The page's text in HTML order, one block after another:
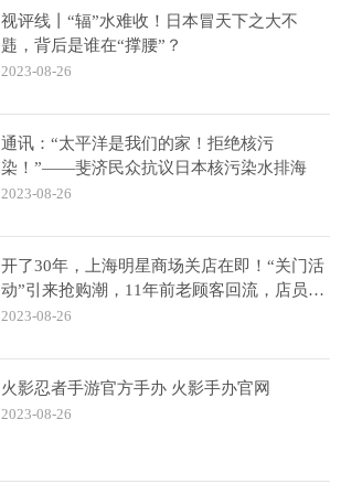
视评线丨“辐”水难收！日本冒天下之大不
韪，背后是谁在“撑腰”？
2023-08-26
通讯：“太平洋是我们的家！拒绝核污
染！”——斐济民众抗议日本核污染水排海
2023-08-26
开了30年，上海明星商场关店在即！“关门活
动”引来抢购潮，11年前老顾客回流，店员：
客流至少增了四五倍
2023-08-26
火影忍者手游官方手办 火影手办官网
2023-08-26